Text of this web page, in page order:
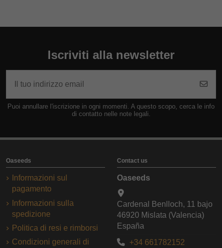
Iscriviti alla newsletter
Puoi annullare l'iscrizione in ogni momenti. A questo scopo, cerca le info
di contatto nelle note legali.
Oaseeds
Informazioni sul
pagamento
Informazioni sulla
spedizione
Politica di resi e rimborsi
Condizioni generali di
Contact us
Oaseeds
Cardenal Benlloch, 11 bajo
46920 Mislata (Valencia)
España
+34 661782152